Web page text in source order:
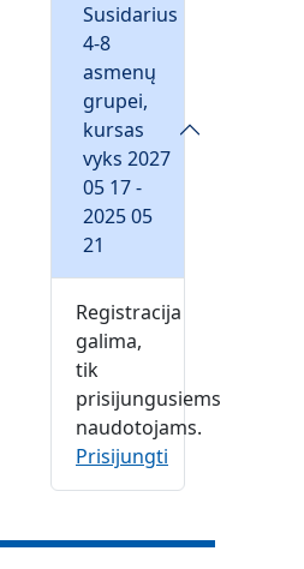
Susidarius
4-8
asmenų
grupei,
kursas
vyks 2027
05 17 -
2025 05
21
Registracija
galima,
tik
prisijungusiems
naudotojams.
Prisijungti